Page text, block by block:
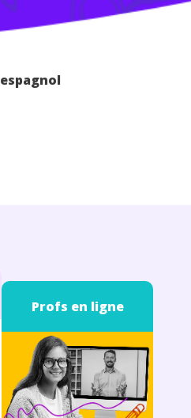
Profs en ligne